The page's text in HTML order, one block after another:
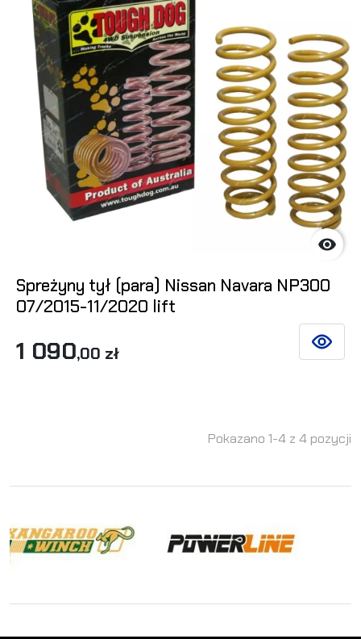

Spreżyny tył (para) Nissan Navara NP300
07/2015-11/2020 lift
1 090,00 zł ZOBACZ
Pokazano 1-4 z 4 pozycji